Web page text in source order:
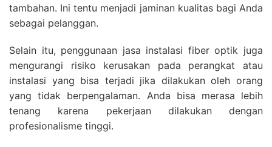
tambahan. Ini tentu menjadi jaminan kualitas bagi Anda
sebagai pelanggan.
Selain itu, penggunaan jasa instalasi fiber optik juga
mengurangi risiko kerusakan pada perangkat atau
instalasi yang bisa terjadi jika dilakukan oleh orang
yang tidak berpengalaman. Anda bisa merasa lebih
tenang karena pekerjaan dilakukan dengan
profesionalisme tinggi.